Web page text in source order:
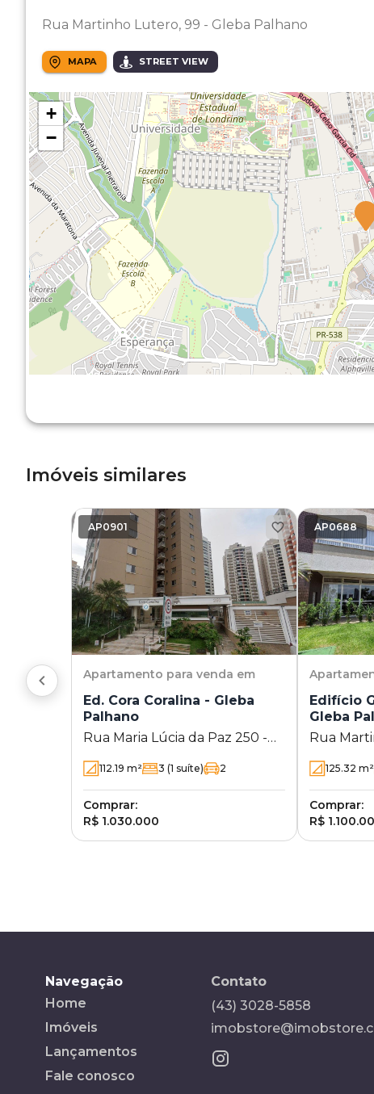
Rua Martinho Lutero, 99 - Gleba Palhano
MAPA STREET VIEW
+
−
Imóveis similares
AP0901
Apartamento para venda em
Ed. Cora Coralina - Gleba
Palhano
Rua Maria Lúcia da Paz 250 -
112.19 m² 3 (1 suíte) 2
Comprar:
R$ 1.030.000
AP0688
Edifício
Gleba
Rua
125.32 m²
Comprar:
R$
Navegação
Home
Imóveis
Lançamentos
Fale conosco
Contato
(43) 3028-5858